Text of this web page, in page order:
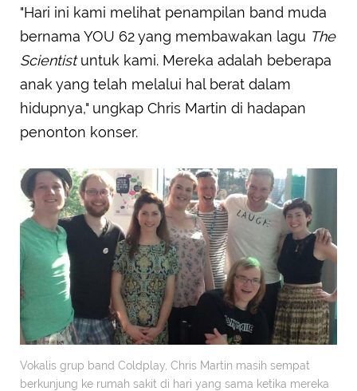
"Hari ini kami melihat penampilan band muda
bernama YOU 62 yang membawakan lagu The
Scientistuntuk kami. Mereka adalah beberapa
anak yang telah melalui hal berat dalam
hidupnya," ungkap Chris Martin di hadapan
penonton konser.
Vokalis grup band Coldplay, Chris Martin masih sempat
berkunjung ke rumah sakit di hari yang sama ketika mereka